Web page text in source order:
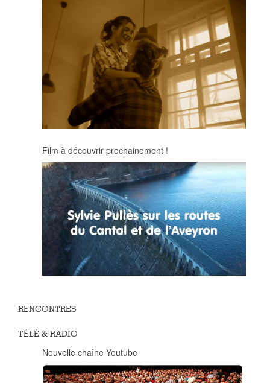
Film à découvrir prochainement !
RENCONTRES
TÉLÉ & RADIO
Nouvelle chaîne Youtube